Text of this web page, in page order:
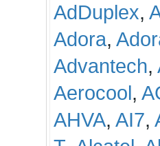
AdDuplex,
Adora,
Advantech,
Aerocool,
AHVA, AI7,